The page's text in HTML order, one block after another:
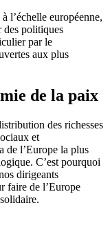
l’échelle européenne,
des politiques
par le
aux plus
de la paix
des richesses
et
de l’Europe la plus
C’est pourquoi
dirigeants
faire de l’Europe